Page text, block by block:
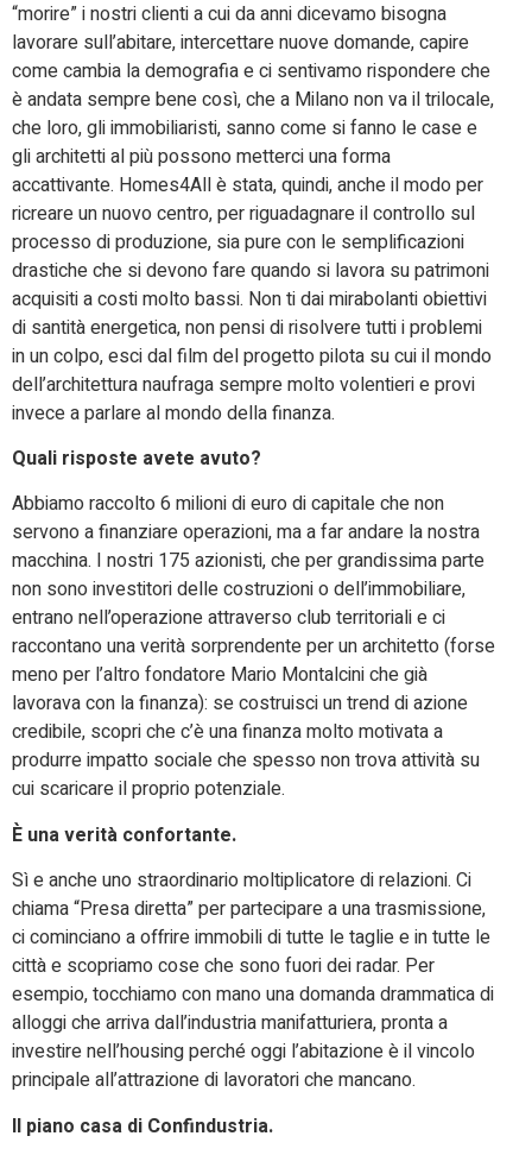
“morire” i nostri clienti a cui da anni dicevamo bisogna
lavorare sull’abitare, intercettare nuove domande, capire
come cambia la demografia e ci sentivamo rispondere che
è andata sempre bene così, che a Milano non va il trilocale,
che loro, gli immobiliaristi, sanno come si fanno le case e
gli architetti al più possono metterci una forma
accattivante. Homes4All è stata, quindi, anche il modo per
ricreare un nuovo centro, per riguadagnare il controllo sul
processo di produzione, sia pure con le semplificazioni
drastiche che si devono fare quando si lavora su patrimoni
acquisiti a costi molto bassi. Non ti dai mirabolanti obiettivi
di santità energetica, non pensi di risolvere tutti i problemi
in un colpo, esci dal film del progetto pilota su cui il mondo
dell’architettura naufraga sempre molto volentieri e provi
invece a parlare al mondo della finanza.
Quali risposte avete avuto?
Abbiamo raccolto 6 milioni di euro di capitale che non
servono a finanziare operazioni, ma a far andare la nostra
macchina. I nostri 175 azionisti, che per grandissima parte
non sono investitori delle costruzioni o dell’immobiliare,
entrano nell’operazione attraverso club territoriali e ci
raccontano una verità sorprendente per un architetto (forse
meno per l’altro fondatore Mario Montalcini che già
lavorava con la finanza): se costruisci un trend di azione
credibile, scopri che c’è una finanza molto motivata a
produrre impatto sociale che spesso non trova attività su
cui scaricare il proprio potenziale.
È una verità confortante.
Sì e anche uno straordinario moltiplicatore di relazioni. Ci
chiama “Presa diretta” per partecipare a una trasmissione,
ci cominciano a offrire immobili di tutte le taglie e in tutte le
città e scopriamo cose che sono fuori dei radar. Per
esempio, tocchiamo con mano una domanda drammatica di
alloggi che arriva dall’industria manifatturiera, pronta a
investire nell’housing perché oggi l’abitazione è il vincolo
principale all’attrazione di lavoratori che mancano.
Il piano casa di Confindustria.